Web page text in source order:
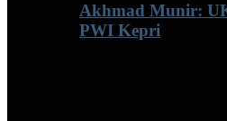
Akhmad Munir:
PWI Kepri